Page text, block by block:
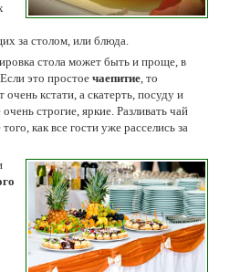
за столом, или блюда.
стола может быть и проще, в
это простое чаепитие, то
очень кстати, а скатерть, посуду и
строгие, яркие. Разливать чай
как все гости уже расселись за